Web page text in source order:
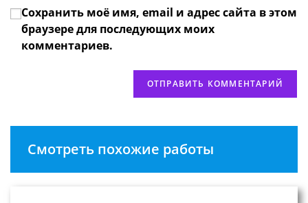
веб-
сайта
(необязательно)
Сохранить моё имя, email и адрес сайта в этом
браузере для последующих моих
комментариев.
Смотреть похожие работы